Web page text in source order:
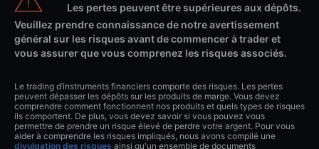
Les pertes peuvent être supérieures aux dépôts.
Veuillez prendre connaissance de notre avertissement
général sur les risques avant de commencer à trader et
vous assurer que vous comprenez les risques associés.
Le trading d’instruments financiers comporte des risques. Les pertes
peuvent dépasser les dépôts sur les produits de marge. Vous devez
comprendre comment fonctionnent nos produits et quels types de risques
ils comportent. De plus, vous devez savoir si vous pouvez vous
permettre de prendre un risque élevé de perdre votre argent. Pour vous
aider à comprendre les risques impliqués, nous avons compilé une
divulgation des risques ainsi qu'un ensemble de documents